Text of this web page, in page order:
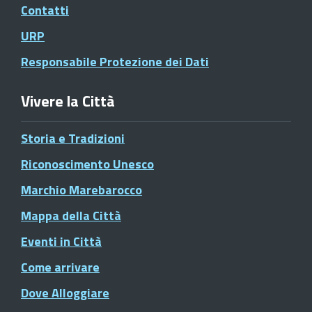
Contatti
URP
Responsabile Protezione dei Dati
Vivere la Città
Storia e Tradizioni
Riconoscimento Unesco
Marchio Marebarocco
Mappa della Città
Eventi in Città
Come arrivare
Dove Alloggiare